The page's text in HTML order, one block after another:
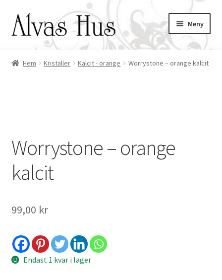
Hoppa
till
navigering
Hoppa
till
Meny
Hem Kristaller Kalcit - orange Worrystone – orange kalcit
Worrystone – orange
kalcit
99,00 kr
Endast 1 kvar i lager